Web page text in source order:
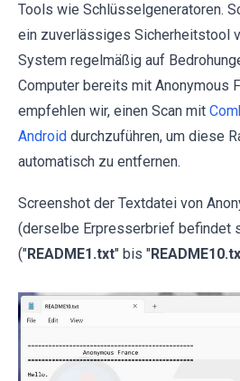
Tools wie Schlüsselgeneratoren.
ein zuverlässiges Sicherheitstool
System regelmäßig auf
Computer bereits mit Anonymous
empfehlen wir, einen Scan mit
Android durchzuführen, um diese
automatisch zu entfernen.
Screenshot der Textdatei von
(derselbe Erpresserbrief befindet
("README1.txt" bis "